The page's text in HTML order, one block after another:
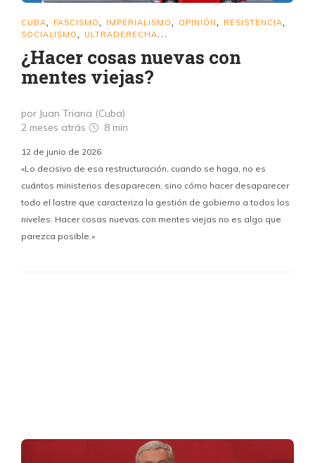
CUBA FASCISMO IMPERIALISMO OPINIÓN RESISTENCIA
SOCIALISMO ULTRADERECHA
¿Hacer cosas nuevas con
mentes viejas?
por Juan Triana (Cuba)
2 meses atrás
8 min
12 de junio de 2026
«Lo decisivo de esa restructuración, cuando se haga, no es
cuántos ministerios desaparecen, sino cómo hacer desaparecer
todo el lastre que caracteriza la gestión de gobierno a todos los
niveles. Hacer cosas nuevas con mentes viejas no es algo que
parezca posible.»